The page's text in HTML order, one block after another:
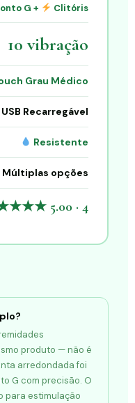
G + Clitóris
10 vibração
Grau Médico
USB Recarregável
Resistente
Múltiplas opções
5.00 · 4
produto — não é
arredondada foi
G com precisão. O
para estimulação